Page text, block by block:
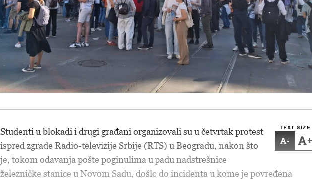
TEXT SIZE
- +
Studenti u blokadi i drugi građani organizovali su u četvrtak protest
ispred zgrade Radio-televizije Srbije (RTS) u Beogradu, nakon što
je, tokom odavanja pošte poginulima u padu nadstrešnice
železničke stanice u Novom Sadu, došlo do incidenta u kome je povređena